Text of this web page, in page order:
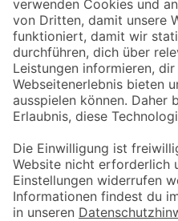
© 2026 Fressnapf Tiernahrungs GmbH
Westpreußenstraße 32-38
47809 Krefeld
AGB
Entdecke Fressnapf
Tierversicherung
GPS-Tracker
Fressnapf Salon
Online-Shop